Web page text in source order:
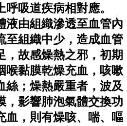
吸道疾病相對應。
液由組織滲透至血管內
至組織中少，造成血管
，故感燥熱之邪，初期
喉黏膜乾燥充血，咳嗽
絲；燥熱嚴重者，波及
，影響肺泡氣體交換功
血，則有燥咳、喘、嘔